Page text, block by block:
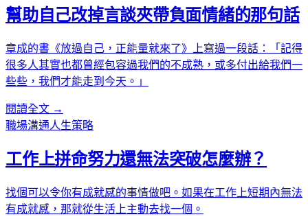
幫助自己改掉言談夾帶負面情緒的那句話
章成的書《放過自己，正能量就來了》上寫過一段話：「記得
很多人其實也都曾經包容過我們的不成熟，或多付出給我們一
些些，我們才能走到今天。」
閱讀全文 →
職場溝通人生策略
工作上拼命努力還無法突破怎麼辦？
找個可以令你有成就感的事情做吧。如果在工作上短期內無法
有成就感，那就從生活上主動去找一個。